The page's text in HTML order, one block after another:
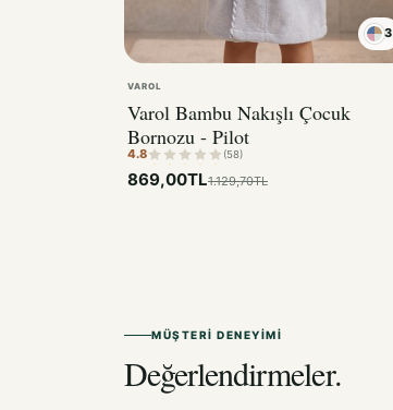
3
Varol Bambu Nakışlı Çocuk
Bornozu - Pilot
4.8 (58)
869,00TL 1.129,70TL
MÜŞTERI DENEYIMI
Değerlendirmeler.